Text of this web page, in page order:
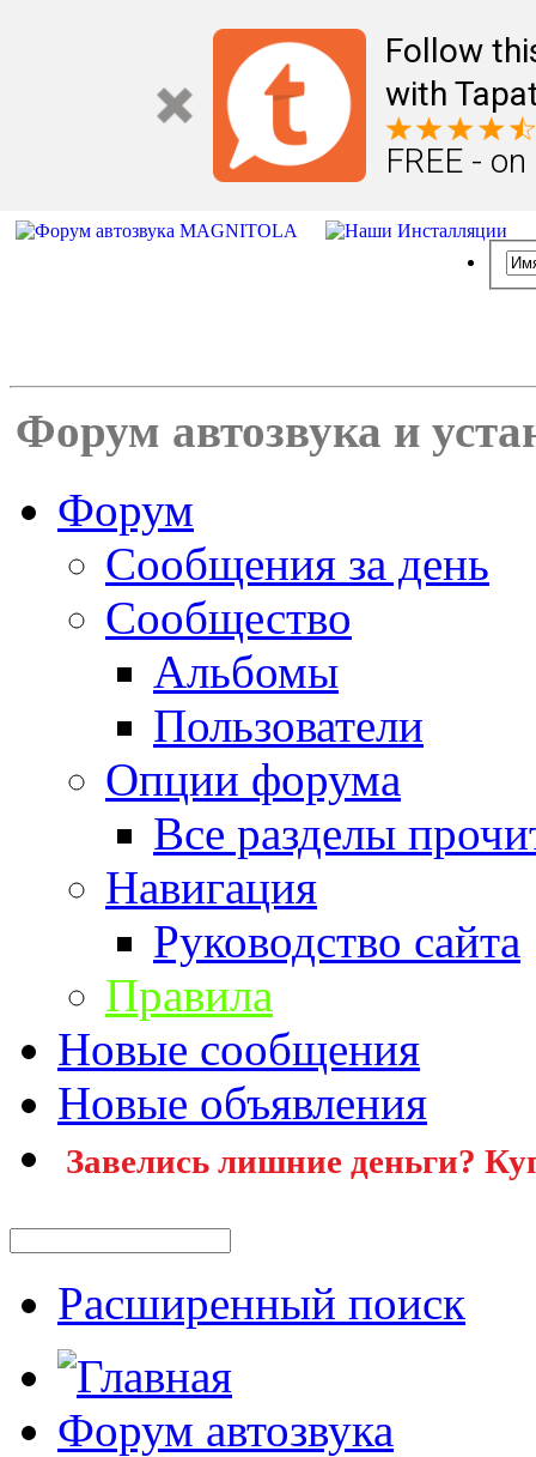
Follow
with
FREE -
Форум автозвука и
Форум
Сообщения за день
Сообщество
Альбомы
Пользователи
Опции форума
Все разделы
Навигация
Руководство сайта
Правила
Новые сообщения
Новые объявления
Завелись лишние деньги?
Расширенный поиск
Форум автозвука